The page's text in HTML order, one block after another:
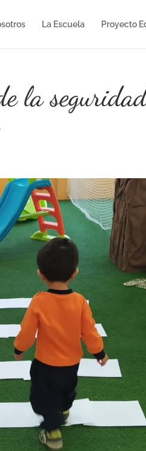
La Escuela Proyecto
la